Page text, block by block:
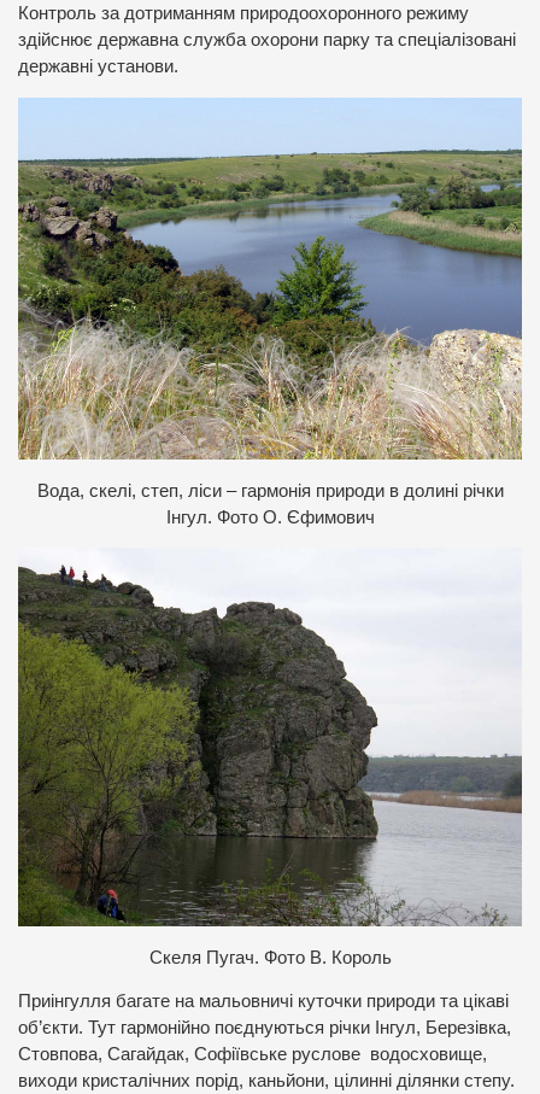
Контроль за дотриманням природоохоронного режиму
здійснює державна служба охорони парку та спеціалізовані
державні установи.
Вода, скелі, степ, ліси – гармонія природи в долині річки
Інгул. Фото О. Єфимович
Скеля Пугач. Фото В. Король
Приінгулля багате на мальовничі куточки природи та цікаві
об’єкти. Тут гармонійно поєднуються річки Інгул, Березівка,
Стовпова, Сагайдак, Софіївське руслове водосховище,
виходи кристалічних порід, каньйони, цілинні ділянки степу.